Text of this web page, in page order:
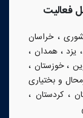
فعالیت
،خراسان
، یزد،همدان ،
،خوزستان ،
و بختیاری
،کردستان ،